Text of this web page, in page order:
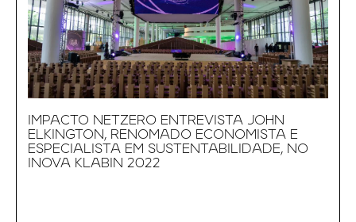
IMPACTO NETZERO ENTREVISTA JOHN
ELKINGTON, RENOMADO ECONOMISTA E
ESPECIALISTA EM SUSTENTABILIDADE, NO
INOVA KLABIN 2022